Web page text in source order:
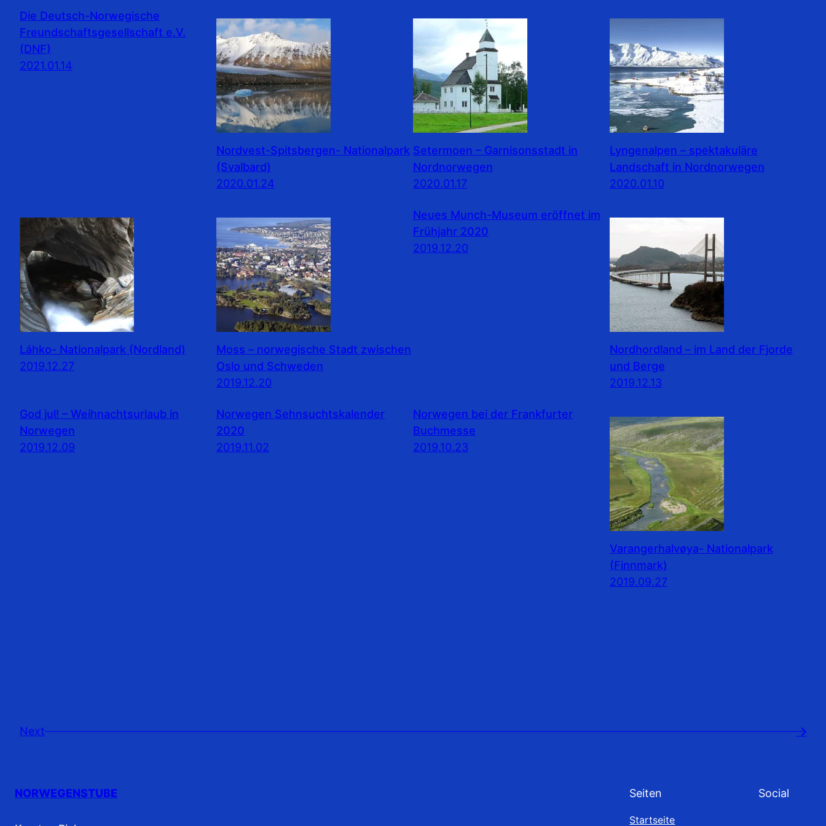
Die Deutsch-Norwegische
Freundschaftsgesellschaft e.V.
(DNF)
2021.01.14
Nordvest-Spitsbergen- Nationalpark
(Svalbard)
2020.01.24
Setermoen – Garnisonsstadt in
Nordnorwegen
2020.01.17
Lyngenalpen – spektakuläre
Landschaft in Nordnorwegen
2020.01.10
Láhko- Nationalpark (Nordland)
2019.12.27
Moss – norwegische Stadt zwischen
Oslo und Schweden
2019.12.20
Neues Munch-Museum eröffnet im
Frühjahr 2020
2019.12.20
Nordhordland – im Land der Fjorde
und Berge
2019.12.13
God jul! – Weihnachtsurlaub in
Norwegen
2019.12.09
Norwegen Sehnsuchtskalender
2020
2019.11.02
Norwegen bei der Frankfurter
Buchmesse
2019.10.23
Varangerhalvøya- Nationalpark
(Finnmark)
2019.09.27
Next →
NORWEGENSTUBE Seiten
Startseite
Social